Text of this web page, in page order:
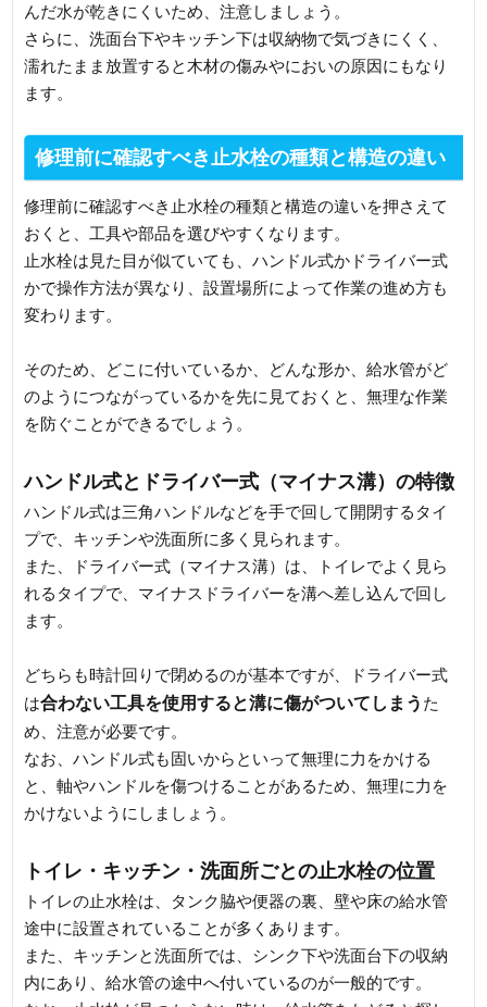
んだ水が乾きにくいため、注意しましょう。
さらに、洗面台下やキッチン下は収納物で気づきにくく、
濡れたまま放置すると木材の傷みやにおいの原因にもなり
ます。
修理前に確認すべき止水栓の種類と構造の違い
修理前に確認すべき止水栓の種類と構造の違いを押さえて
おくと、工具や部品を選びやすくなります。
止水栓は見た目が似ていても、ハンドル式かドライバー式
かで操作方法が異なり、設置場所によって作業の進め方も
変わります。
そのため、どこに付いているか、どんな形か、給水管がど
のようにつながっているかを先に見ておくと、無理な作業
を防ぐことができるでしょう。
ハンドル式とドライバー式（マイナス溝）の特徴
ハンドル式は三角ハンドルなどを手で回して開閉するタイ
プで、キッチンや洗面所に多く見られます。
また、ドライバー式（マイナス溝）は、トイレでよく見ら
れるタイプで、マイナスドライバーを溝へ差し込んで回し
ます。
どちらも時計回りで閉めるのが基本ですが、ドライバー式
は合わない工具を使用すると溝に傷がついてしまう た
め、注意が必要です。
なお、ハンドル式も固いからといって無理に力をかける
と、軸やハンドルを傷つけることがあるため、無理に力を
かけないようにしましょう。
トイレ・キッチン・洗面所ごとの止水栓の位置
トイレの止水栓は、タンク脇や便器の裏、壁や床の給水管
途中に設置されていることが多くあります。
また、キッチンと洗面所では、シンク下や洗面台下の収納
内にあり、給水管の途中へ付いているのが一般的です。